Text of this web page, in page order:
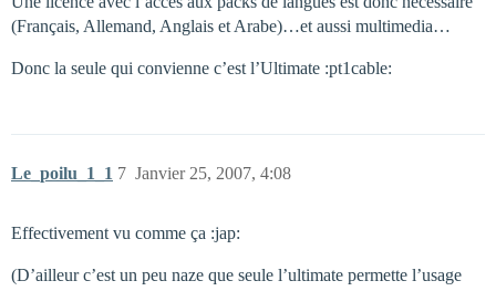
(Français, Allemand, Anglais et Arabe)…et aussi multimedia…
Donc la seule qui convienne c’est l’Ultimate :pt1cable:
Le_poilu_1_1 Janvier 25, 2007, 4:08
7
Effectivement vu comme ça :jap:
(D’ailleur c’est un peu naze que seule l’ultimate permette l’usage